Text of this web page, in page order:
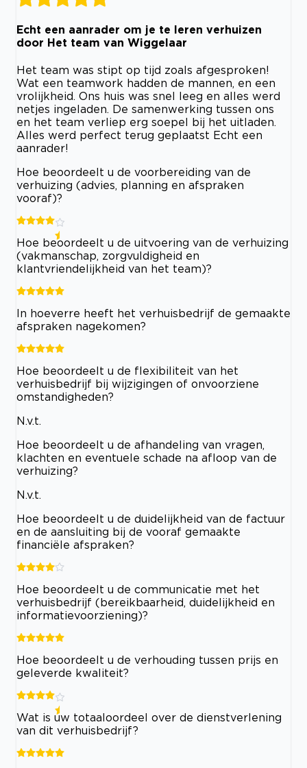
Echt een aanrader om je te leren verhuizen
door Het team van Wiggelaar
Het team was stipt op tijd zoals afgesproken!
Wat een teamwork hadden de mannen, en een
vrolijkheid. Ons huis was snel leeg en alles werd
netjes ingeladen. De samenwerking tussen ons
en het team verliep erg soepel bij het uitladen.
Alles werd perfect terug geplaatst Echt een
aanrader!
Hoe beoordeelt u de voorbereiding van de
verhuizing (advies, planning en afspraken
vooraf)?
Hoe beoordeelt u de uitvoering van de verhuizing
(vakmanschap, zorgvuldigheid en
klantvriendelijkheid van het team)?
In hoeverre heeft het verhuisbedrijf de gemaakte
afspraken nagekomen?
Hoe beoordeelt u de flexibiliteit van het
verhuisbedrijf bij wijzigingen of onvoorziene
omstandigheden?
N.v.t.
Hoe beoordeelt u de afhandeling van vragen,
klachten en eventuele schade na afloop van de
verhuizing?
N.v.t.
Hoe beoordeelt u de duidelijkheid van de factuur
en de aansluiting bij de vooraf gemaakte
financiële afspraken?
Hoe beoordeelt u de communicatie met het
verhuisbedrijf (bereikbaarheid, duidelijkheid en
informatievoorziening)?
Hoe beoordeelt u de verhouding tussen prijs en
geleverde kwaliteit?
Wat is uw totaaloordeel over de dienstverlening
van dit verhuisbedrijf?